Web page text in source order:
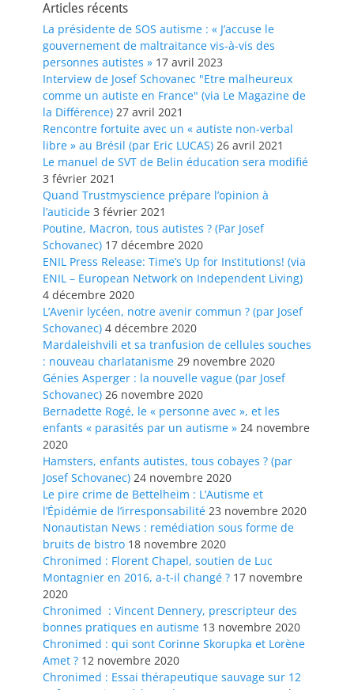
Articles récents
La présidente de SOS autisme : « J’accuse le
gouvernement de maltraitance vis-à-vis des
personnes autistes » 17 avril 2023
Interview de Josef Schovanec "Etre malheureux
comme un autiste en France" (via Le Magazine de
la Différence) 27 avril 2021
Rencontre fortuite avec un « autiste non-verbal
libre » au Brésil (par Eric LUCAS) 26 avril 2021
Le manuel de SVT de Belin éducation sera modifié
3 février 2021
Quand Trustmyscience prépare l’opinion à
l’auticide 3 février 2021
Poutine, Macron, tous autistes ? (Par Josef
Schovanec) 17 décembre 2020
ENIL Press Release: Time’s Up for Institutions! (via
ENIL – European Network on Independent Living)
4 décembre 2020
L’Avenir lycéen, notre avenir commun ? (par Josef
Schovanec) 4 décembre 2020
Mardaleishvili et sa tranfusion de cellules souches
: nouveau charlatanisme 29 novembre 2020
Génies Asperger : la nouvelle vague (par Josef
Schovanec) 26 novembre 2020
Bernadette Rogé, le « personne avec », et les
enfants « parasités par un autisme » 24 novembre
2020
Hamsters, enfants autistes, tous cobayes ? (par
Josef Schovanec) 24 novembre 2020
Le pire crime de Bettelheim : L’Autisme et
l’Épidémie de l’irresponsabilité 23 novembre 2020
Nonautistan News : remédiation sous forme de
bruits de bistro 18 novembre 2020
Chronimed : Florent Chapel, soutien de Luc
Montagnier en 2016, a-t-il changé ? 17 novembre
2020
Chronimed : Vincent Dennery, prescripteur des
bonnes pratiques en autisme 13 novembre 2020
Chronimed : qui sont Corinne Skorupka et Lorène
Amet ? 12 novembre 2020
Chronimed : Essai thérapeutique sauvage sur 12